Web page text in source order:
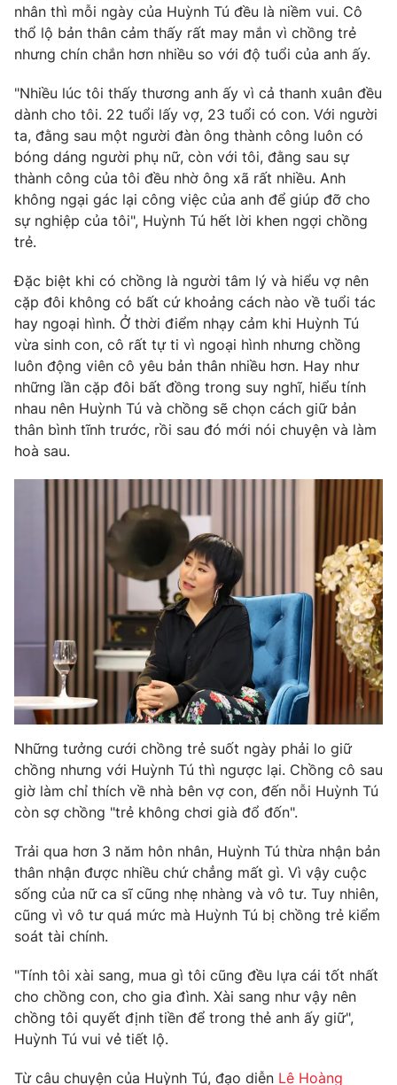
VTV Money VTV Thể thao
Thị trường 24h Tấm lòng Việt
VTV4 Vươn mình bằng AI
VTV9 VTV8
Liên hệ tòa soạn English
THỜI BÁO VTV
Theo dõi báo trên
Cơ quan chủ quản:Đài Truyền hình Việt Nam
Thời báo VTV
Giấy phép hoạt động báo in và báo điện tử số 483/GP-BTTTT
cấp ngày 29/12/2023
Vũ Thanh Thủy
Phó Tổng Biên tập:
Nguyễn Thị Mỹ Hạnh, Phạm Quốc Thắng,
Nguyễn Trọng Ninh
Tổng đài VTV:024.38 355 931 - 024.38 355 932
Ðiện thoại Thời báo VTV:024.66 897 897
Email:toasoan@vtv.vn
Liên hệ quảng cáo:024-7300.7108
® Cấm sao chép dưới mọi hình thức nếu không có sự chấp
thuận bằng văn bản. Ghi rõ nguồn VTV.vn khi phát hành lại
thông tin từ website này.
nhân thì mỗi ngày của Huỳnh Tú đều là niềm vui. Cô
thổ lộ bản thân cảm thấy rất may mắn vì chồng trẻ
nhưng chín chắn hơn nhiều so với độ tuổi của anh ấy.
"Nhiều lúc tôi thấy thương anh ấy vì cả thanh xuân đều
dành cho tôi. 22 tuổi lấy vợ, 23 tuổi có con. Với người
ta, đằng sau một người đàn ông thành công luôn có
bóng dáng người phụ nữ, còn với tôi, đằng sau sự
thành công của tôi đều nhờ ông xã rất nhiều. Anh
không ngại gác lại công việc của anh để giúp đỡ cho
sự nghiệp của tôi", Huỳnh Tú hết lời khen ngợi chồng
trẻ.
Đặc biệt khi có chồng là người tâm lý và hiểu vợ nên
cặp đôi không có bất cứ khoảng cách nào về tuổi tác
hay ngoại hình. Ở thời điểm nhạy cảm khi Huỳnh Tú
vừa sinh con, cô rất tự ti vì ngoại hình nhưng chồng
luôn động viên cô yêu bản thân nhiều hơn. Hay như
những lần cặp đôi bất đồng trong suy nghĩ, hiểu tính
nhau nên Huỳnh Tú và chồng sẽ chọn cách giữ bản
thân bình tĩnh trước, rồi sau đó mới nói chuyện và làm
hoà sau.
Những tưởng cưới chồng trẻ suốt ngày phải lo giữ
chồng nhưng với Huỳnh Tú thì ngược lại. Chồng cô sau
giờ làm chỉ thích về nhà bên vợ con, đến nỗi Huỳnh Tú
còn sợ chồng "trẻ không chơi già đổ đốn".
Trải qua hơn 3 năm hôn nhân, Huỳnh Tú thừa nhận bản
thân nhận được nhiều chứ chẳng mất gì. Vì vậy cuộc
sống của nữ ca sĩ cũng nhẹ nhàng và vô tư. Tuy nhiên,
cũng vì vô tư quá mức mà Huỳnh Tú bị chồng trẻ kiểm
soát tài chính.
"Tính tôi xài sang, mua gì tôi cũng đều lựa cái tốt nhất
cho chồng con, cho gia đình. Xài sang như vậy nên
chồng tôi quyết định tiền để trong thẻ anh ấy giữ",
Huỳnh Tú vui vẻ tiết lộ.
Từ câu chuyện của Huỳnh Tú, đạo diễn Lê Hoàng